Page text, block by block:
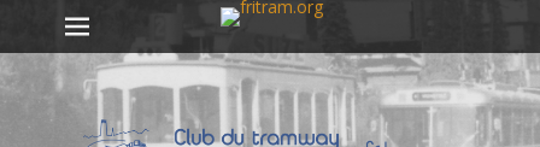
Passer
contenu
Premier menu